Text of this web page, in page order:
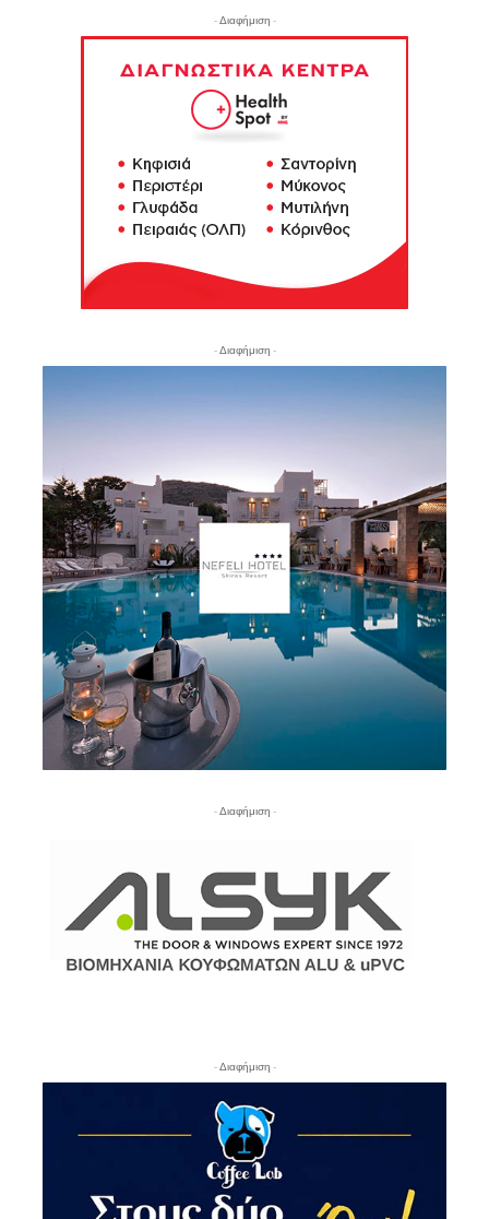
- Διαφήμιση -
- Διαφήμιση -
- Διαφήμιση -
- Διαφήμιση -